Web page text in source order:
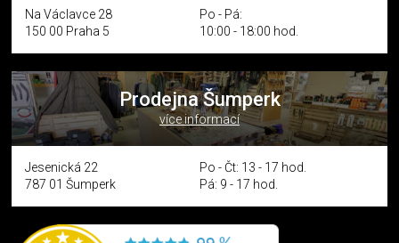
Na Václavce 28
150 00 Praha 5
Po - Pá:
10:00 - 18:00 hod.
Prodejna Šumperk
více informací
Jesenická 22
787 01 Šumperk
Po - Čt: 13 - 17 hod.
Pá: 9 - 17 hod.